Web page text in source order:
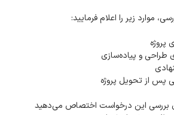
موارد زیر را اعلام فرمایید:
پروژه
طراحی و پیاده‌سازی
پس از تحویل پروژه
بررسی این درخواست اختصاص می‌دهید